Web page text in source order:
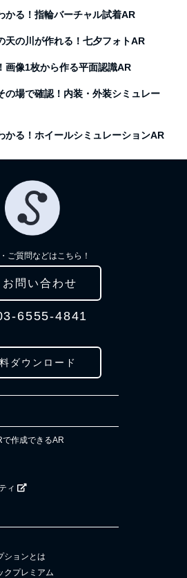
かる！指輪バーチャル試着AR
天の川が作れる！七夕フォトAR
画像1枚から作る平面認識AR
の場で確認！内装・外装シミュレー
かる！ホイールシミュレーションAR
ご質問などはこちら！
お問い合わせ
6555-4841
ダウンロード
で作成できるAR
ィ
ションとは
クプレミアム